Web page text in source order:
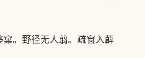
窠。野径无人翦。疏窗入薜